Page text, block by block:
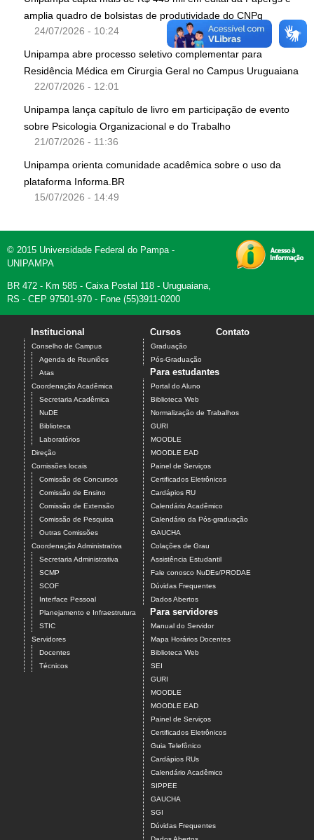
amplia quadro de bolsistas de produtividade do CNPq
24/07/2026 - 10:24
Unipampa abre processo seletivo complementar para
Residência Médica em Cirurgia Geral no Campus Uruguaiana
22/07/2026 - 12:01
Unipampa lança capítulo de livro em participação de evento
sobre Psicologia Organizacional e do Trabalho
21/07/2026 - 11:36
Unipampa orienta comunidade acadêmica sobre o uso da
plataforma Informa.BR
15/07/2026 - 14:49
© 2015 Universidade Federal do Pampa -
UNIPAMPA
BR 472 - Km 585 - Caixa Postal 118 - Uruguaiana,
RS - CEP 97501-970 - Fone (55)3911-0200
Institucional
Conselho de Campus
Agenda de Reuniões
Atas
Coordenação Acadêmica
Secretaria Acadêmica
NuDE
Biblioteca
Laboratórios
Direção
Comissões locais
Comissão de Concursos
Comissão de Ensino
Comissão de Extensão
Comissão de Pesquisa
Outras Comissões
Coordenação Administrativa
Secretaria Administrativa
SCMP
SCOF
Interface Pessoal
Planejamento e Infraestrutura
STIC
Servidores
Docentes
Técnicos
Cursos
Graduação
Pós-Graduação
Contato
Para estudantes
Portal do Aluno
Biblioteca Web
Normalização de Trabalhos
GURI
MOODLE
MOODLE EAD
Painel de Serviços
Certificados Eletrônicos
Cardápios RU
Calendário Acadêmico
Calendário da Pós-graduação
GAUCHA
Colações de Grau
Assistência Estudantil
Fale conosco NuDEs/PRODAE
Dúvidas Frequentes
Dados Abertos
Para servidores
Manual do Servidor
Mapa Horários Docentes
Biblioteca Web
SEI
GURI
MOODLE
MOODLE EAD
Painel de Serviços
Certificados Eletrônicos
Guia Telefônico
Cardápios RUs
Calendário Acadêmico
SIPPEE
GAUCHA
SGI
Dúvidas Frequentes